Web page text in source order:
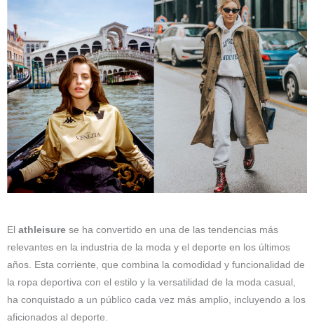
El athleisure se ha convertido en una de las tendencias más
relevantes en la industria de la moda y el deporte en los últimos
años. Esta corriente, que combina la comodidad y funcionalidad de
la ropa deportiva con el estilo y la versatilidad de la moda casual,
ha conquistado a un público cada vez más amplio, incluyendo a los
aficionados al deporte.